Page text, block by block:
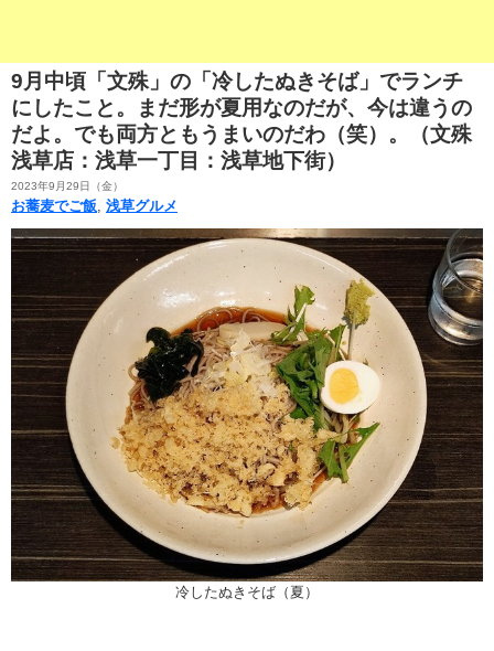
9月中頃「文殊」の「冷したぬきそば」でランチ
にしたこと。まだ形が夏用なのだが、今は違うの
だよ。でも両方ともうまいのだわ（笑）。（文殊
浅草店：浅草一丁目：浅草地下街）
2023年9月29日（金）
お蕎麦でご飯, 浅草グルメ
冷したぬきそば（夏）